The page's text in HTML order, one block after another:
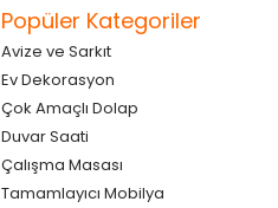
Popüler Kategoriler
Avize ve Sarkıt
Ev Dekorasyon
Çok Amaçlı Dolap
Duvar Saati
Çalışma Masası
Tamamlayıcı Mobilya